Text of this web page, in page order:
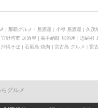
| 那覇グルメ・居酒屋 | 小禄 居酒屋 | 久茂
宜野湾市 居酒屋 | 嘉手納町 居酒屋 | 恩納村
縄そば | 石垣島 焼肉 | 宮古島 グルメ | 宮
グルメ